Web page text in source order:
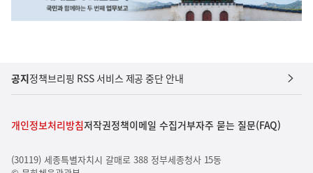
공지정책브리핑 RSS 서비스 제공 중단 안내
개인정보처리방침저작권정책이메일 수집거부자주 묻는 질문(FAQ)
(30119) 세종특별자치시 갈매로 388 정부세종청사 15동